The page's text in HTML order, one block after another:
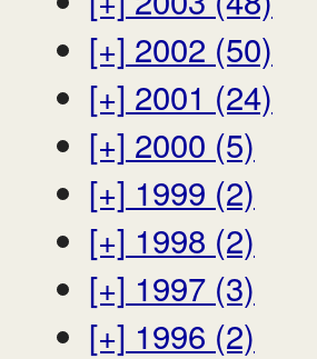
[+] 2002 (50)
[+] 2001 (24)
[+] 2000 (5)
[+] 1999 (2)
[+] 1998 (2)
[+] 1997 (3)
[+] 1996 (2)